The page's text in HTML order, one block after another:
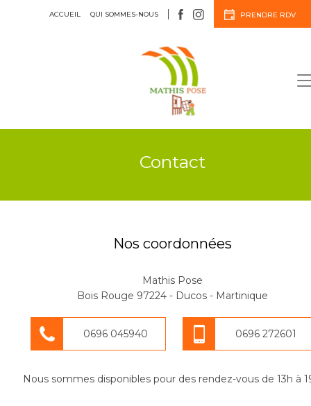
ACCUEIL QUI SOMMES-NOUS PRENDRE RDV
Menuiserie
Agencement
Contact
Nos coordonnées
Mathis Pose
Bois Rouge 97224 - Ducos - Martinique
0696 045940 0696 272601
Nous sommes disponibles pour des rendez-vous de 13h à